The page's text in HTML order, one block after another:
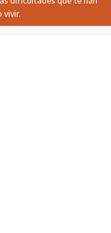
vivir.